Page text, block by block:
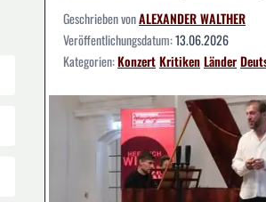
Geschrieben vonALEXANDER WALTHER
Veröffentlichungsdatum:13.06.2026
Kategorien:KonzertKritikenLänder